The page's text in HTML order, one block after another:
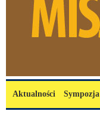
Menu główne
Aktualności Sympozja